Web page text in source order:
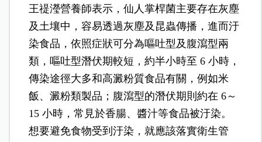
王禔瀅營養師表示，仙人掌桿菌主要存在灰塵
及土壤中，容易透過灰塵及昆蟲傳播，進而汙
染食品，依照症狀可分為嘔吐型及腹瀉型兩
類，嘔吐型潛伏期較短，約半小時至 6 小時，
傳染途徑大多和高澱粉質食品有關，例如米
飯、澱粉類製品；腹瀉型的潛伏期則約在 6～
15 小時，常見於香腸、醬汁等食品被汙染。
想要避免食物受到汙染，就應該落實衛生管